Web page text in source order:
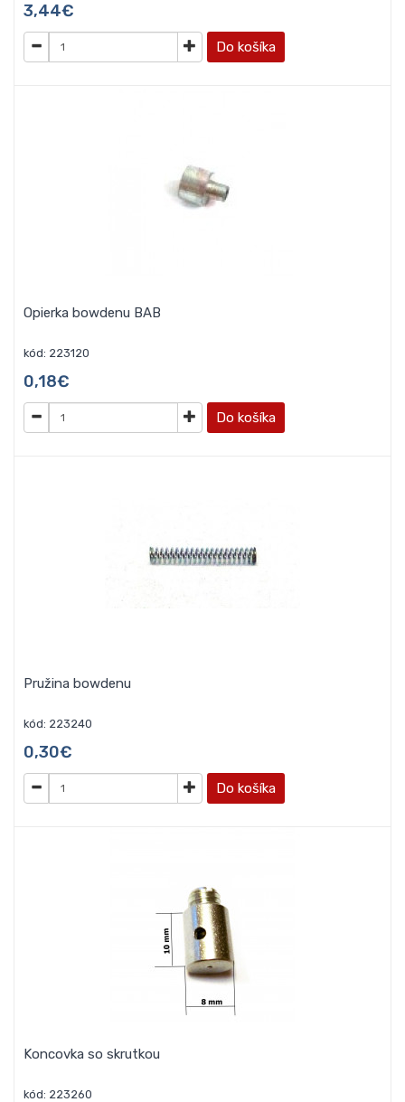
3,44€
Do košíka
Opierka bowdenu BAB
kód: 223120
0,18€
Do košíka
Pružina bowdenu
kód: 223240
0,30€
Do košíka
Koncovka so skrutkou
kód: 223260